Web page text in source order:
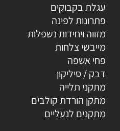
עגלת בקבוקים
פתרונות לפינה
מזווה ויחידות נשפלות
מייבשי צלחות
פחי אשפה
דבק / סיליקון
מתקני תלייה
מתקן הורדת קולבים
מתקנים לנעליים